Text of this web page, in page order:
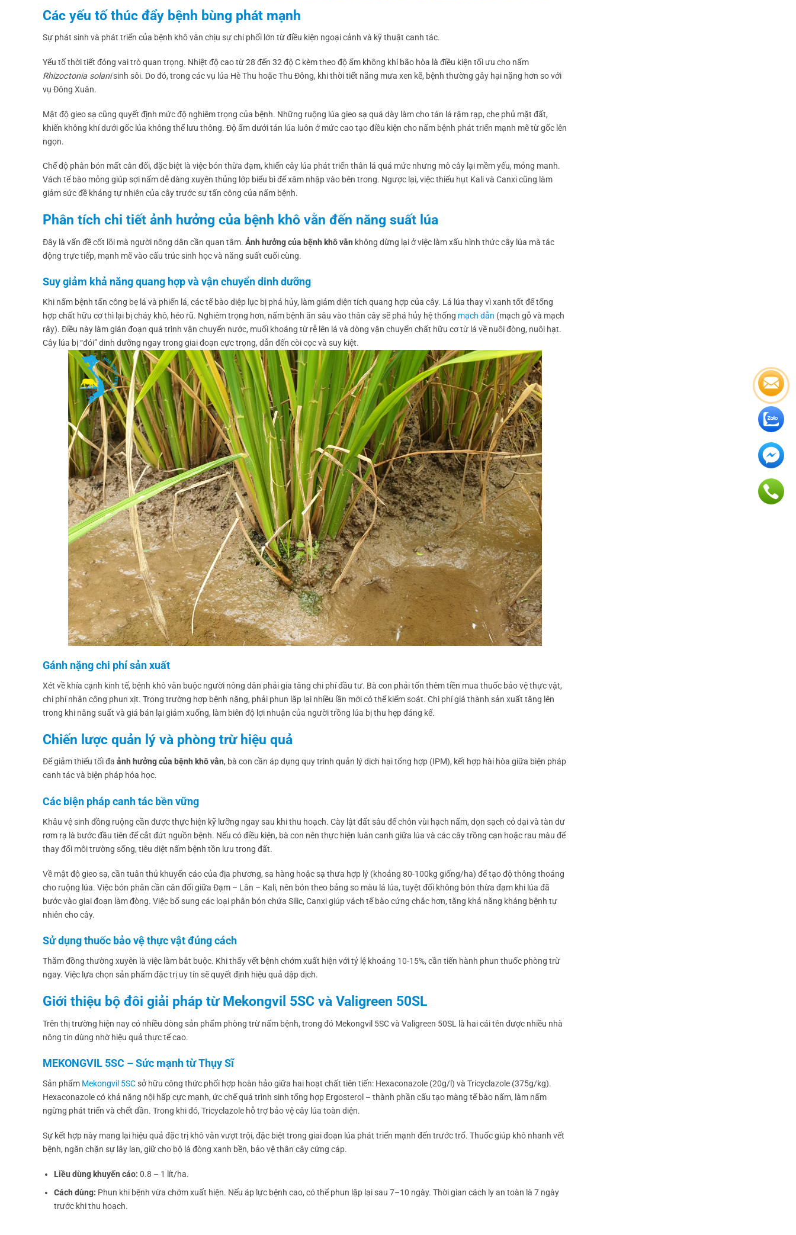
Các yếu tố thúc đẩy bệnh bùng phát mạnh
Sự phát sinh và phát triển của bệnh khô vằn chịu sự chi phối lớn từ điều kiện ngoại cảnh và kỹ thuật canh tác.
Yếu tố thời tiết đóng vai trò quan trọng. Nhiệt độ cao từ 28 đến 32 độ C kèm theo độ ẩm không khí bão hòa là điều kiện tối ưu cho nấm
Rhizoctonia solanisinh sôi. Do đó, trong các vụ lúa Hè Thu hoặc Thu Đông, khi thời tiết nắng mưa xen kẽ, bệnh thường gây hại nặng hơn so với
vụ Đông Xuân.
Mật độ gieo sạ cũng quyết định mức độ nghiêm trọng của bệnh. Những ruộng lúa gieo sạ quá dày làm cho tán lá rậm rạp, che phủ mặt đất,
khiến không khí dưới gốc lúa không thể lưu thông. Độ ẩm dưới tán lúa luôn ở mức cao tạo điều kiện cho nấm bệnh phát triển mạnh mẽ từ gốc lên
ngọn.
Chế độ phân bón mất cân đối, đặc biệt là việc bón thừa đạm, khiến cây lúa phát triển thân lá quá mức nhưng mô cây lại mềm yếu, mỏng manh.
Vách tế bào mỏng giúp sợi nấm dễ dàng xuyên thủng lớp biểu bì để xâm nhập vào bên trong. Ngược lại, việc thiếu hụt Kali và Canxi cũng làm
giảm sức đề kháng tự nhiên của cây trước sự tấn công của nấm bệnh.
Phân tích chi tiết ảnh hưởng của bệnh khô vằn đến năng suất lúa
Đây là vấn đề cốt lõi mà người nông dân cần quan tâm. Ảnh hưởng của bệnh khô vằn không dừng lại ở việc làm xấu hình thức cây lúa mà tác
động trực tiếp, mạnh mẽ vào cấu trúc sinh học và năng suất cuối cùng.
Suy giảm khả năng quang hợp và vận chuyển dinh dưỡng
Khi nấm bệnh tấn công bẹ lá và phiến lá, các tế bào diệp lục bị phá hủy, làm giảm diện tích quang hợp của cây. Lá lúa thay vì xanh tốt để tổng
hợp chất hữu cơ thì lại bị cháy khô, héo rũ. Nghiêm trọng hơn, nấm bệnh ăn sâu vào thân cây sẽ phá hủy hệ thống mạch dẫn (mạch gỗ và mạch
rây). Điều này làm gián đoạn quá trình vận chuyển nước, muối khoáng từ rễ lên lá và dòng vận chuyển chất hữu cơ từ lá về nuôi đòng, nuôi hạt.
Cây lúa bị “đói” dinh dưỡng ngay trong giai đoạn cực trọng, dẫn đến còi cọc và suy kiệt.
Gánh nặng chi phí sản xuất
Xét về khía cạnh kinh tế, bệnh khô vằn buộc người nông dân phải gia tăng chi phí đầu tư. Bà con phải tốn thêm tiền mua thuốc bảo vệ thực vật,
chi phí nhân công phun xịt. Trong trường hợp bệnh nặng, phải phun lặp lại nhiều lần mới có thể kiểm soát. Chi phí giá thành sản xuất tăng lên
trong khi năng suất và giá bán lại giảm xuống, làm biên độ lợi nhuận của người trồng lúa bị thu hẹp đáng kể.
Chiến lược quản lý và phòng trừ hiệu quả
Để giảm thiểu tối đa ảnh hưởng của bệnh khô vằn, bà con cần áp dụng quy trình quản lý dịch hại tổng hợp (IPM), kết hợp hài hòa giữa biện pháp
canh tác và biện pháp hóa học.
Các biện pháp canh tác bền vững
Khâu vệ sinh đồng ruộng cần được thực hiện kỹ lưỡng ngay sau khi thu hoạch. Cày lật đất sâu để chôn vùi hạch nấm, dọn sạch cỏ dại và tàn dư
rơm rạ là bước đầu tiên để cắt đứt nguồn bệnh. Nếu có điều kiện, bà con nên thực hiện luân canh giữa lúa và các cây trồng cạn hoặc rau màu để
thay đổi môi trường sống, tiêu diệt nấm bệnh tồn lưu trong đất.
Về mật độ gieo sạ, cần tuân thủ khuyến cáo của địa phương, sạ hàng hoặc sạ thưa hợp lý (khoảng 80-100kg giống/ha) để tạo độ thông thoáng
cho ruộng lúa. Việc bón phân cần cân đối giữa Đạm – Lân – Kali, nên bón theo bảng so màu lá lúa, tuyệt đối không bón thừa đạm khi lúa đã
bước vào giai đoạn làm đòng. Việc bổ sung các loại phân bón chứa Silic, Canxi giúp vách tế bào cứng chắc hơn, tăng khả năng kháng bệnh tự
nhiên cho cây.
Sử dụng thuốc bảo vệ thực vật đúng cách
Thăm đồng thường xuyên là việc làm bắt buộc. Khi thấy vết bệnh chớm xuất hiện với tỷ lệ khoảng 10-15%, cần tiến hành phun thuốc phòng trừ
ngay. Việc lựa chọn sản phẩm đặc trị uy tín sẽ quyết định hiệu quả dập dịch.
Giới thiệu bộ đôi giải pháp từ Mekongvil 5SC và Valigreen 50SL
Trên thị trường hiện nay có nhiều dòng sản phẩm phòng trừ nấm bệnh, trong đó Mekongvil 5SC và Valigreen 50SL là hai cái tên được nhiều nhà
nông tin dùng nhờ hiệu quả thực tế cao.
MEKONGVIL 5SC – Sức mạnh từ Thụy Sĩ
Sản phẩm Mekongvil 5SCsở hữu công thức phối hợp hoàn hảo giữa hai hoạt chất tiên tiến: Hexaconazole (20g/l) và Tricyclazole (375g/kg).
Hexaconazole có khả năng nội hấp cực mạnh, ức chế quá trình sinh tổng hợp Ergosterol – thành phần cấu tạo màng tế bào nấm, làm nấm
ngừng phát triển và chết dần. Trong khi đó, Tricyclazole hỗ trợ bảo vệ cây lúa toàn diện.
Sự kết hợp này mang lại hiệu quả đặc trị khô vằn vượt trội, đặc biệt trong giai đoạn lúa phát triển mạnh đến trước trổ. Thuốc giúp khô nhanh vết
bệnh, ngăn chặn sự lây lan, giữ cho bộ lá đòng xanh bền, bảo vệ thân cây cứng cáp.
Liều dùng khuyến cáo: 0.8 – 1 lít/ha.
Cách dùng: Phun khi bệnh vừa chớm xuất hiện. Nếu áp lực bệnh cao, có thể phun lặp lại sau 7–10 ngày. Thời gian cách ly an toàn là 7 ngày
trước khi thu hoạch.